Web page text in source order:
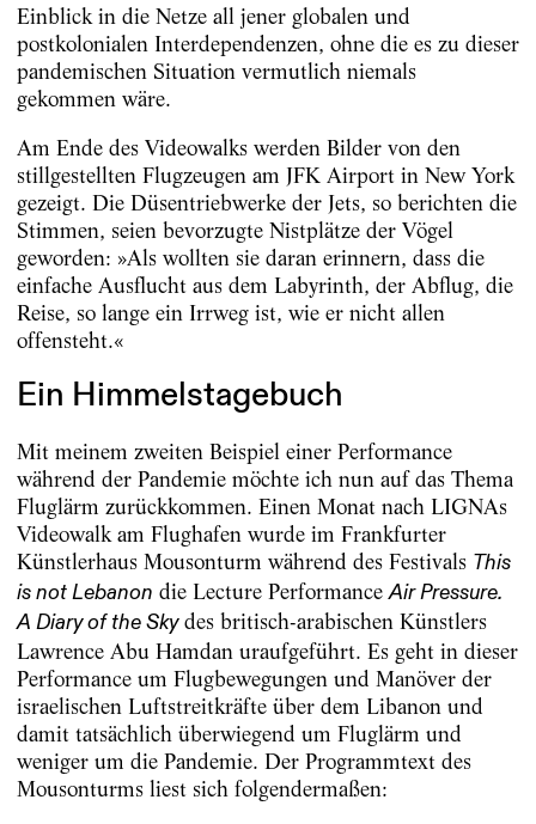
Einblick in die Netze all jener globalen und
postkolonialen Interdependenzen, ohne die es zu dieser
pandemischen Situation vermutlich niemals
gekommen wäre.
Am Ende des Videowalks werden Bilder von den
stillgestellten Flugzeugen am JFK Airport in New York
gezeigt. Die Düsentriebwerke der Jets, so berichten die
Stimmen, seien bevorzugte Nistplätze der Vögel
geworden: »Als wollten sie daran erinnern, dass die
einfache Ausflucht aus dem Labyrinth, der Abflug, die
Reise, so lange ein Irrweg ist, wie er nicht allen
offensteht.«
Ein Himmelstagebuch
Mit meinem zweiten Beispiel einer Performance
während der Pandemie möchte ich nun auf das Thema
Fluglärm zurückkommen. Einen Monat nach LIGNAs
Videowalk am Flughafen wurde im Frankfurter
Künstlerhaus Mousonturm während des Festivals This
is not Lebanon die Lecture Performance Air Pressure.
A Diary of the Skydes britisch-arabischen Künstlers
Lawrence Abu Hamdan uraufgeführt. Es geht in dieser
Performance um Flugbewegungen und Manöver der
israelischen Luftstreitkräfte über dem Libanon und
damit tatsächlich überwiegend um Fluglärm und
weniger um die Pandemie. Der Programmtext des
Mousonturms liest sich folgendermaßen: